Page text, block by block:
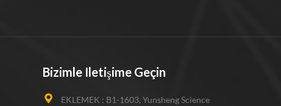
Bizimle Iletişime Geçin
EKLEMEK : B1-1603, Yunsheng Science